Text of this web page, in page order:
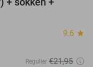
9.6 star
Regulier €21,95